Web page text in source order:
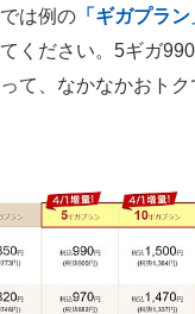
では例の 「ギガプラン
てください。5ギガ
って、なかなかおトク